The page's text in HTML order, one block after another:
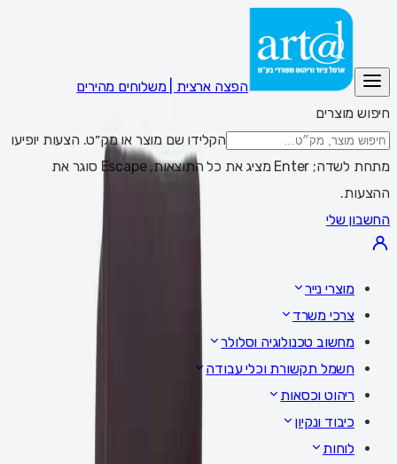
הפצה ארצית | משלוחים מהירים
חיפוש מוצרים
הקלידו שם מוצר או מק״ט. הצעות יופיעו
מתחת לשדה; Enter מציג את כל התוצאות, Escape סוגר את
ההצעות.
החשבון שלי
מוצרי נייר
צרכי משרד
מחשוב טכנולוגיה וסלולר
חשמל תקשורת וכלי עבודה
ריהוט וכסאות
כיבוד ונקיון
לוחות